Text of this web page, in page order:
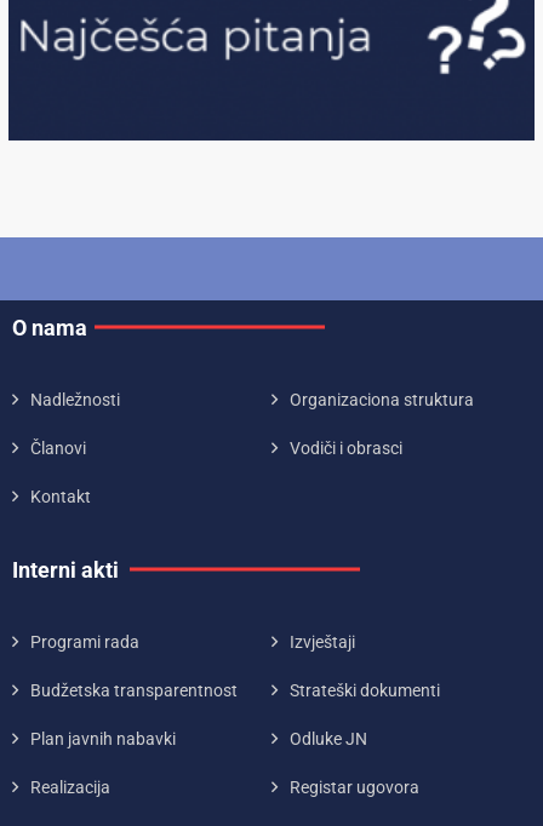
O nama
Nadležnosti Organizaciona struktura
Članovi Vodiči i obrasci
Kontakt
Interni akti
Programi rada Izvještaji
Budžetska transparentnost Strateški dokumenti
Plan javnih nabavki Odluke JN
Realizacija Registar ugovora